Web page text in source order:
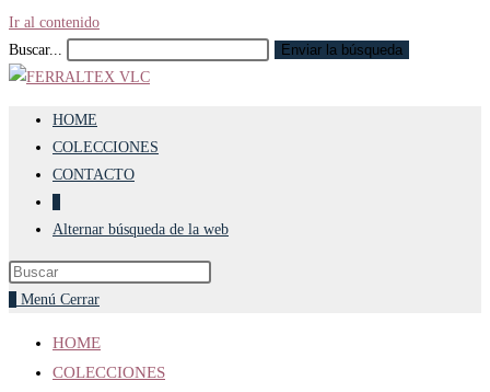
Ir al contenido
Buscar...
Enviar la búsqueda
HOME
COLECCIONES
CONTACTO
Alternar búsqueda de la web
Menú Cerrar
HOME
COLECCIONES